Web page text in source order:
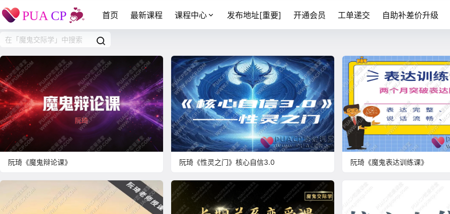
首页 最新课程 课程中心 发布地址[重要] 开通会员 工单递交 自助补差价升级
阮琦《魔鬼辩论课》 阮琦《性灵之门》核心自信3.0 阮琦《魔鬼表达训练课》